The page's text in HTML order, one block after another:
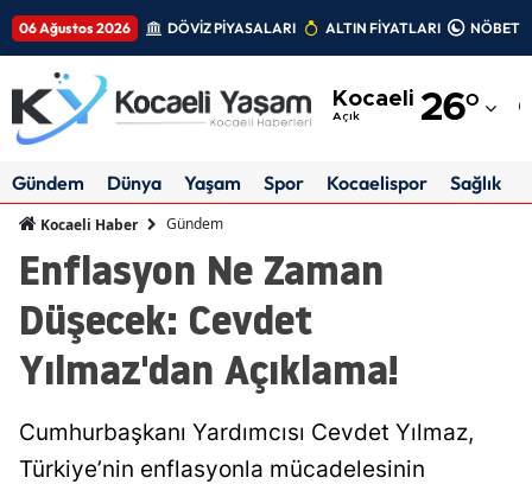
06 Ağustos 2026 DÖVİZ PİYASALARI ALTIN FİYATLARI
Kocaeli
Açık 26°
Adıyaman
Amasya
Antalya
Aydın
Gündem Dünya Yaşam Spor Kocaelispor Sağlık
Kocaeli Haber Gündem
Enflasyon Ne Zaman
Düşecek: Cevdet
Yılmaz'dan Açıklama!
Cumhurbaşkanı Yardımcısı Cevdet Yılmaz,
Türkiye’nin enflasyonla mücadelesinin